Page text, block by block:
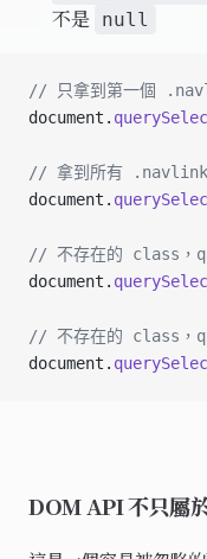
不是 null
// 只拿到第一個
document.
// 拿到所有 .navlink
document.
// 不存在的 class，
document.
// 不存在的 class，
document.
DOM API 不只